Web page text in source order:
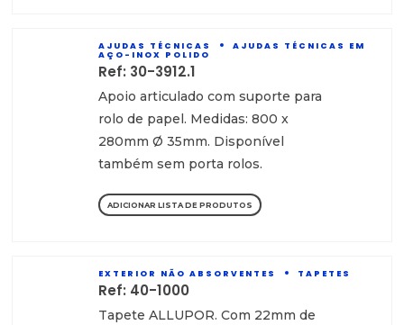
AJUDAS TÉCNICAS
AJUDAS TÉCNICAS EM
AÇO-INOX POLIDO
Ref: 30-3912.1
Apoio articulado com suporte para
rolo de papel. Medidas: 800 x
280mm Ø 35mm. Disponível
também sem porta rolos.
ADICIONAR LISTA DE PRODUTOS
EXTERIOR NÃO ABSORVENTES TAPETES
Ref: 40-1000
Tapete ALLUPOR. Com 22mm de